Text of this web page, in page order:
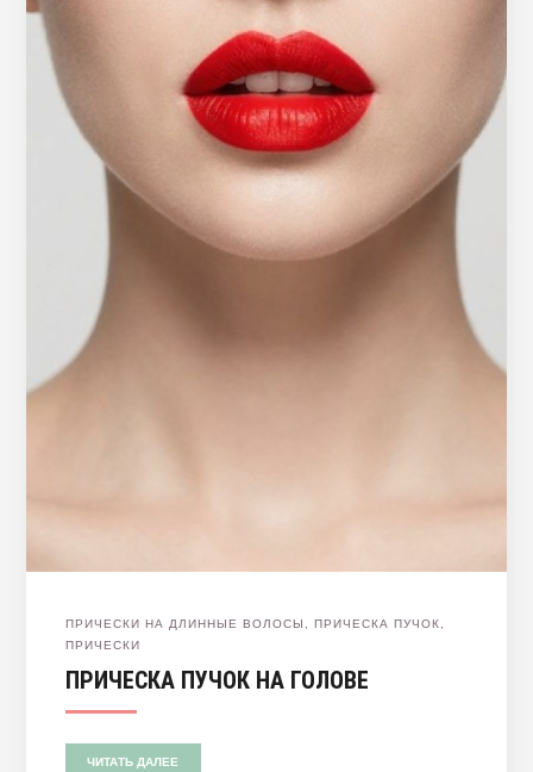
ПРИЧЕСКИ НА ДЛИННЫЕ ВОЛОСЫ , ПРИЧЕСКА ПУЧОК,
ПРИЧЕСКИ
ПРИЧЕСКА ПУЧОК НА ГОЛОВЕ
ЧИТАТЬ ДАЛЕЕ